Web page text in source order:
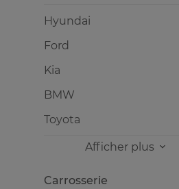
Hyundai
Ford
Kia
BMW
Toyota
Afficher plus
Carrosserie